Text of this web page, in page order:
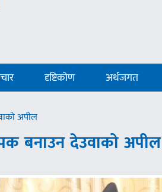
दृष्टिकोण अर्थजगत
अपील
बनाउन देउवाको अपील